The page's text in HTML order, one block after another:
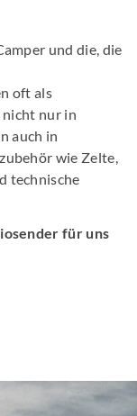
und die, die
oft als
nicht nur in
auch in
wie Zelte,
technische
für uns